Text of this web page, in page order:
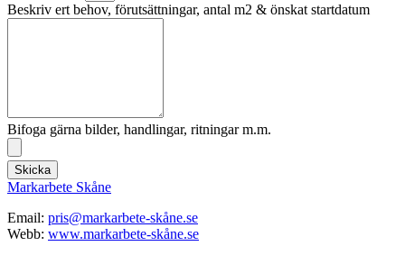
Beskriv ert behov, förutsättningar, antal m2 & önskat startdatum
Bifoga gärna bilder, handlingar, ritningar m.m.
Skicka
Markarbete Skåne
Email: pris@markarbete-skåne.se
Webb: www.markarbete-skåne.se